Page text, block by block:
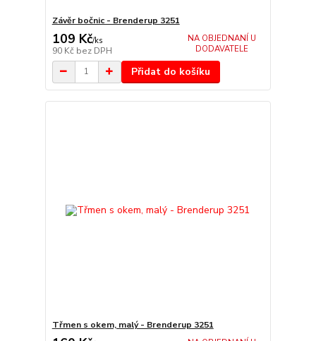
Závěr bočnic - Brenderup 3251
109 Kč/ks
90 Kč bez DPH
NA OBJEDNANÍ U
DODAVATELE
Přidat do košíku
Třmen s okem, malý - Brenderup 3251